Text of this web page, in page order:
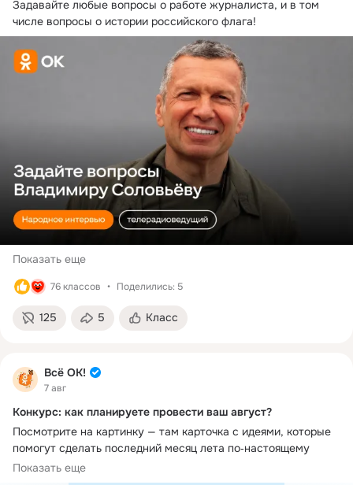
😊 Напишите в
комментариях, а как
проходит ваш день?
Задавайте любые вопросы о работе журналиста, и в том
числе вопросы о истории российского флага!
Показать еще
76 классов Поделились: 5
125 5 Класс
Всё ОК!
7 авг
Конкурс: как планируете провести ваш август?
Посмотрите на картинку — там карточка с идеями, которые
помогут сделать последний месяц лета по‑настоящему
насыщенным
Показать еще